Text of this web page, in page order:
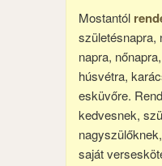
Mostantól
születésnapra,
napra,
húsvétra,
esküvőre.
kedvesnek,
saját